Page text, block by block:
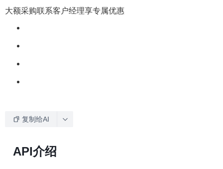
大额采购联系客户经理享专属优惠
复制给AI
API介绍